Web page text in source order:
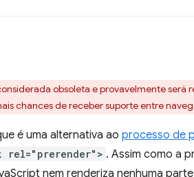
obsoleta e provavelmente será
chances de receber suporte entre
é uma alternativa ao processo de
rel="prerender"> . Assim como a
nem renderiza nenhuma